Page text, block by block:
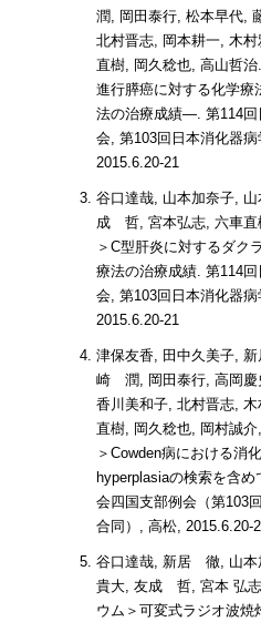
潤, 岡田泰行, 松本早代,
北村晋志, 岡本耕一, 木
直樹, 岡久稔也, 高山哲
進行膵癌に対する化学
法の治療成績―. 第114回
会, 第103回日本消化器
2015.6.20-21
谷口達哉, 山本加奈子,
成 哲, 宮本弘志, 六車直
＞C型肝炎に対するダク
療法の治療成績. 第114
会, 第103回日本消化器
2015.6.20-21
津保友香, 田中久美子,
崎 潤, 岡田泰行, 高岡慶
香川美和子, 北村晋志,
直樹, 岡久稔也, 岡村誠
＞Cowden病における消
hyperplasiaの検索を含
会四国支部例会（第103
合同）, 高松, 2015.6.20-
谷口達哉, 新居 徹, 山本
貴大, 友成 哲, 宮本 弘
ウム＞可変式ラジオ波焼